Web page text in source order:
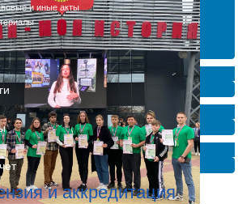
и иные акты
и аккредитация